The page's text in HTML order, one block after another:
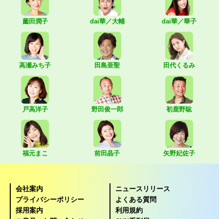
薗田潤子 dai華／大輔 dai華／華子
高瀬みち子 田島亜聖 田代くるみ
戸高洋子 野田俊一郎 初鹿野聡
福元まこ 前田晶子 矢野妃佐子
会社案内
ニュースリリース
プライバシーポリシー
よくある質問
採用案内
利用規約